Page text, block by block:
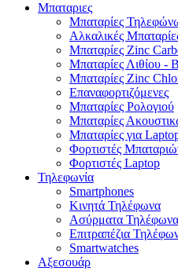
Μπαταριες
Μπαταρίες
Αλκαλικές
Μπαταρίες Zinc
Μπαταρίες Λιθίου -
Μπαταρίες Zinc
Επαναφορτιζόμενες
Μπαταρίες Ρολογιού
Μπαταρίες
Μπαταρίες για
Φορτιστές
Φορτιστές Laptop
Τηλεφωνία
Smartphones
Κινητά Τηλέφωνα
Ασύρματα Τηλέφωνα
Επιτραπέζια
Smartwatches
Αξεσουάρ